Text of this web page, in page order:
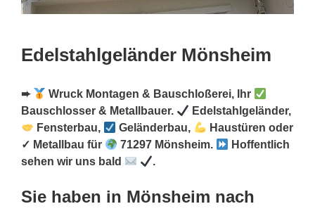
Edelstahlgeländer Mönsheim
➨
Wruck Montagen & Bauschloßerei, Ihr
Bauschlosser & Metallbauer.
Edelstahlgeländer,
Fensterbau,
Geländerbau,
Haustüren oder
✓ Metallbau für
71297 Mönsheim.
Hoffentlich
sehen wir uns bald
.
Sie haben in Mönsheim nach